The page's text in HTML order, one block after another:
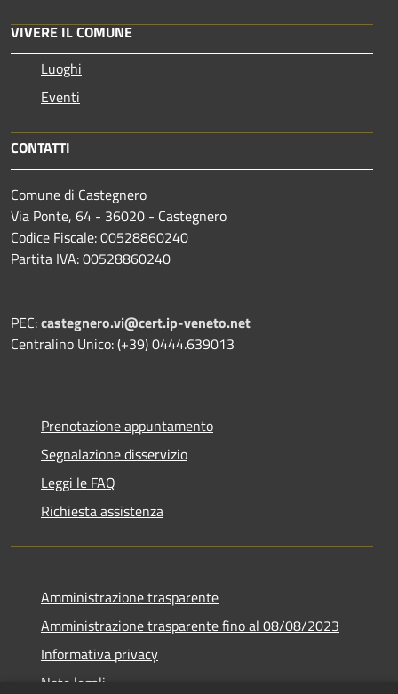
VIVERE IL COMUNE
Luoghi
Eventi
CONTATTI
Comune di Castegnero
Via Ponte, 64 - 36020 - Castegnero
Codice Fiscale: 00528860240
Partita IVA: 00528860240
PEC:castegnero.vi@cert.ip-veneto.net
Centralino Unico: (+39) 0444.639013
Prenotazione appuntamento
Segnalazione disservizio
Leggi le FAQ
Richiesta assistenza
Amministrazione trasparente
Amministrazione trasparente fino al 08/08/2023
Informativa privacy
Note legali